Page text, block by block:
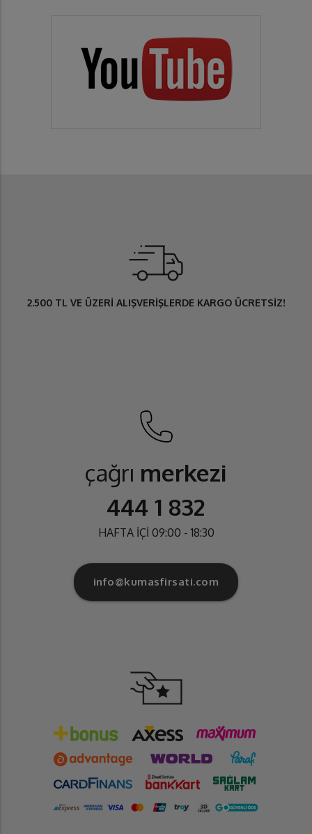
2.500 TL VE ÜZERİ ALIŞVERİŞLERDE KARGO ÜCRETSİZ!
çağrı merkezi
444 1 832
HAFTA İÇİ 09:00 - 18:30
info@kumasfirsati.com